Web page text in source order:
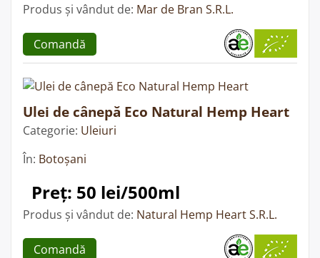
Produs și vândut de: Mar de Bran S.R.L.
Comandă
Ulei de cânepă Eco Natural Hemp Heart
Categorie: Uleiuri
În: Botoșani
Preț: 50 lei/500ml
Produs și vândut de: Natural Hemp Heart S.R.L.
Comandă